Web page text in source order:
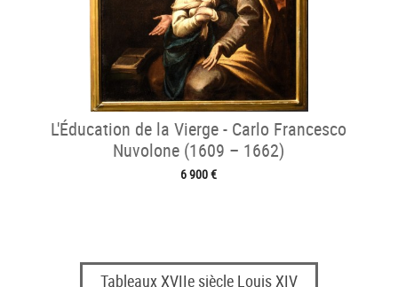
L'Éducation de la Vierge - Carlo Francesco
Nuvolone (1609 – 1662)
6 900 €
Tableaux XVIIe siècle Louis XIV